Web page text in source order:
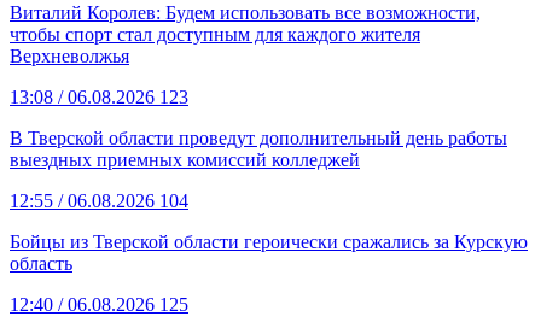
Виталий Королев: Будем использовать все возможности,
чтобы спорт стал доступным для каждого жителя
Верхневолжья
13:08 / 06.08.2026 123
В Тверской области проведут дополнительный день работы
выездных приемных комиссий колледжей
12:55 / 06.08.2026 104
Бойцы из Тверской области героически сражались за Курскую
область
12:40 / 06.08.2026 125